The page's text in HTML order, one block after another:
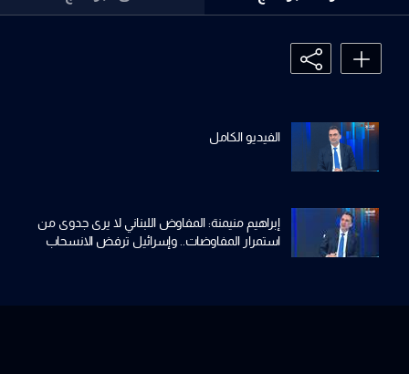
الفيديو الكامل
إبراهيم منيمنة: المفاوض اللبناني لا يرى جدوى من
استمرار المفاوضات.. وإسرائيل ترفض الانسحاب